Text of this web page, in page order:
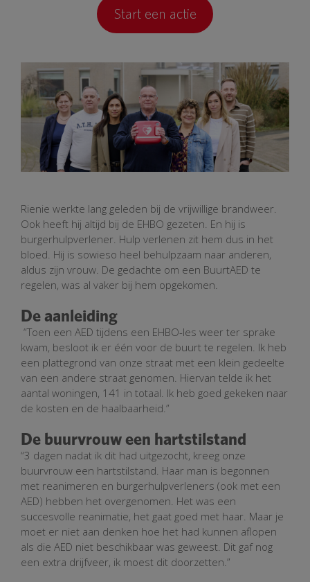
Start een actie
Rienie werkte lang geleden bij de vrijwillige brandweer.
Ook heeft hij altijd bij de EHBO gezeten. En hij is
burgerhulpverlener. Hulp verlenen zit hem dus in het
bloed. Hij is sowieso heel behulpzaam naar anderen,
aldus zijn vrouw. De gedachte om een BuurtAED te
regelen, was al vaker bij hem opgekomen.
De aanleiding
“Toen een AED tijdens een EHBO-les weer ter sprake
kwam, besloot ik er één voor de buurt te regelen. Ik heb
een plattegrond van onze straat met een klein gedeelte
van een andere straat genomen. Hiervan telde ik het
aantal woningen, 141 in totaal. Ik heb goed gekeken naar
de kosten en de haalbaarheid.”
De buurvrouw een hartstilstand
“3 dagen nadat ik dit had uitgezocht, kreeg onze
buurvrouw een hartstilstand. Haar man is begonnen
met reanimeren en burgerhulpverleners (ook met een
AED) hebben het overgenomen. Het was een
succesvolle reanimatie, het gaat goed met haar. Maar je
moet er niet aan denken hoe het had kunnen aflopen
als die AED niet beschikbaar was geweest. Dit gaf nog
een extra drijfveer, ik moest dit doorzetten.”